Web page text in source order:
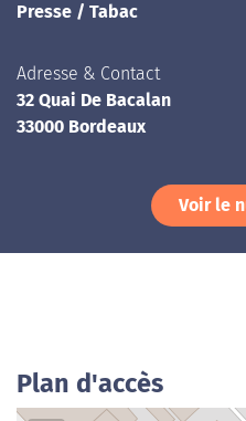
Presse / Tabac
Adresse & Contact
32 Quai De Bacalan
33000 Bordeaux
Voir le
Plan d'accès